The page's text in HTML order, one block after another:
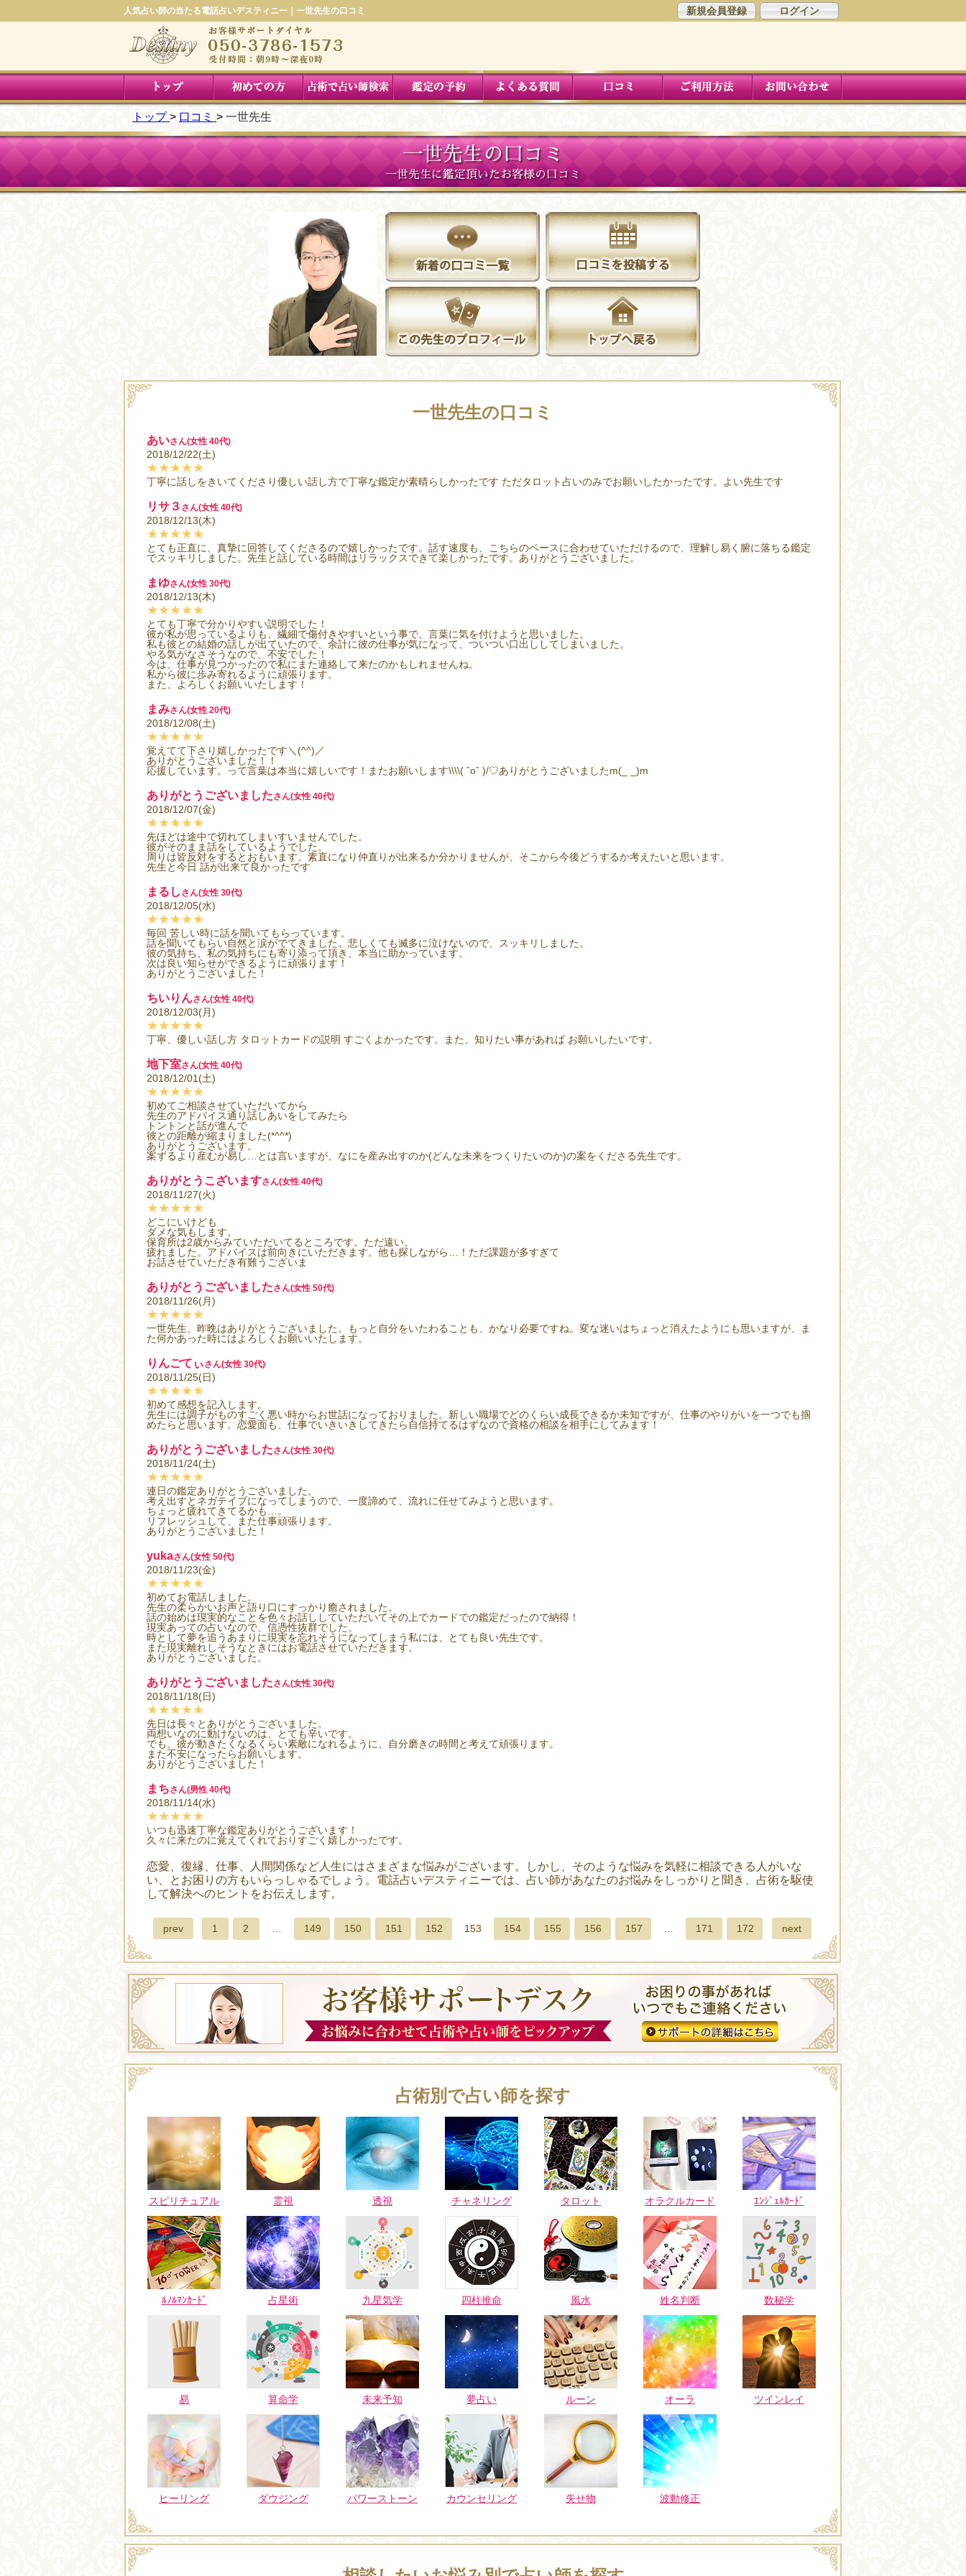
人気占い師の当たる電話占いデスティニー｜一世先生の口コミ 新規会員登録 ログイン
トップ 口コミ 一世先生
一世先生の口コミ
一世先生に鑑定頂いたお客様の口コミ
一世先生の口コミ
あいさん(女性 40代)
2018/12/22(土)
★★★★★
丁寧に話しをきいてくださり優しい話し方で丁寧な鑑定が素晴らしかったです ただタロット占いのみでお願いしたかったです。よい先生です
リサ３ さん(女性 40代)
2018/12/13(木)
★★★★★
とても正直に、真摯に回答してくださるので嬉しかったです。話す速度も、こちらのペースに合わせていただけるので、理解し易く腑に落ちる鑑定
でスッキリしました。先生と話している時間はリラックスできて楽しかったです。ありがとうございました。
まゆさん(女性 30代)
2018/12/13(木)
★★★★★
とても丁寧で分かりやすい説明でした！
彼が私が思っているよりも、繊細で傷付きやすいという事で、言葉に気を付けようと思いました。
私も彼との結婚の話しが出ていたので、余計に彼の仕事が気になって、ついつい口出ししてしまいました。
やる気がなさそうなので、不安でした！
今は、仕事が見つかったので私にまた連絡して来たのかもしれませんね。
私から彼に歩み寄れるように頑張ります。
また、よろしくお願いいたします！
まみさん(女性 20代)
2018/12/08(土)
★★★★★
覚えてて下さり嬉しかったです＼(^^)／
ありがとうございました！！
応援しています。って言葉は本当に嬉しいです！またお願いします\\\\( ˆoˆ )/♡ありがとうございましたm(_ _)m
ありがとうございましたさん(女性 40代)
2018/12/07(金)
★★★★★
先ほどは途中で切れてしまいすいませんでした。
彼がそのまま話をしているようでした。
周りは皆反対をするとおもいます。素直になり仲直りが出来るか分かりませんが、そこから今後どうするか考えたいと思います。
先生と今日 話が出来て良かったです
まるし さん(女性 30代)
2018/12/05(水)
★★★★★
毎回 苦しい時に話を聞いてもらっています。
話を聞いてもらい自然と涙がでてきました。悲しくても滅多に泣けないので、スッキリしました。
彼の気持ち、私の気持ちにも寄り添って頂き、本当に助かっています。
次は良い知らせができるように頑張ります！
ありがとうございました！
ちいりんさん(女性 40代)
2018/12/03(月)
★★★★★
丁寧、優しい話し方 タロットカードの説明 すごくよかったです。また、知りたい事があれば お願いしたいです。
地下室さん(女性 40代)
2018/12/01(土)
★★★★★
初めてご相談させていただいてから
先生のアドバイス通り話しあいをしてみたら
トントンと話が進んで
彼との距離が縮まりました(*^^*)
ありがとうございます。
案ずるより産むが易し…とは言いますが、なにを産み出すのか(どんな未来をつくりたいのか)の案をくださる先生です。
ありがとうこざいますさん(女性 40代)
2018/11/27(火)
★★★★★
どこにいけども
ダメな気もします。
保育所は2歳からみていただいてるところです。ただ遠い。
疲れました。アドバイスは前向きにいただきます。他も探しながら…！ただ課題が多すぎて
お話させていただき有難うございま
ありがとうございましたさん(女性 50代)
2018/11/26(月)
★★★★★
一世先生、昨晩はありがとうございました。もっと自分をいたわることも、かなり必要ですね。変な迷いはちょっと消えたようにも思いますが、ま
た何かあった時にはよろしくお願いいたします。
りんごてぃさん(女性 30代)
2018/11/25(日)
★★★★★
初めて感想を記入します。
先生には調子がものすごく悪い時からお世話になっておりました。新しい職場でどのくらい成長できるか未知ですが、仕事のやりがいを一つでも掴
めたらと思います。恋愛面も、仕事でいきいきしてきたら自信持てるはずなので資格の相談を相手にしてみます！
ありがとうございましたさん(女性 30代)
2018/11/24(土)
★★★★★
連日の鑑定ありがとうございました。
考え出すとネガテイブになってしまうので、一度諦めて、流れに任せてみようと思います。
ちょっと疲れてきてるかも…。
リフレッシュして、また仕事頑張ります。
ありがとうございました！
yukaさん(女性 50代)
2018/11/23(金)
★★★★★
初めてお電話しました。
先生の柔らかいお声と語り口にすっかり癒されました。
話の始めは現実的なことを色々お話ししていただいてその上でカードでの鑑定だったので納得！
現実あっての占いなので、信憑性抜群でした。
時として夢を追うあまりに現実を忘れそうになってしまう私には、とても良い先生です。
また現実離れしそうなときにはお電話させていただきます。
ありがとうございました。
ありがとうございましたさん(女性 30代)
2018/11/18(日)
★★★★★
先日は長々とありがとうございました。
両想いなのに動けないのは、とても辛いです。
でも、彼が動きたくなるくらい素敵になれるように、自分磨きの時間と考えて頑張ります。
また不安になったらお願いします。
ありがとうございました！
まちさん(男性 40代)
2018/11/14(水)
★★★★★
いつも迅速丁寧な鑑定ありがとうございます！
久々に来たのに覚えてくれておりすごく嬉しかったです。
恋愛、復縁、仕事、人間関係など人生にはさまざまな悩みがございます。しかし、そのような悩みを気軽に相談できる人がいな
い、とお困りの方もいらっしゃるでしょう。電話占いデスティニーでは、占い師があなたのお悩みをしっかりと聞き、占術を駆使
して解決へのヒントをお伝えします。
prev 1 2 … 149 150 151 152 153 154 155 156 157 … 171 172 next
占術別で占い師を探す
スピリチュアル 霊視 透視 チャネリング タロット オラクルカード ｴﾝｼﾞｪﾙｶｰﾄﾞ
ﾙﾉﾙﾏﾝｶｰﾄﾞ 占星術 九星気学 四柱推命 風水 姓名判断 数秘学
易 算命学 未来予知 夢占い ルーン オーラ ツインレイ
ヒーリング ダウジング パワーストーン カウンセリング 失せ物 波動修正